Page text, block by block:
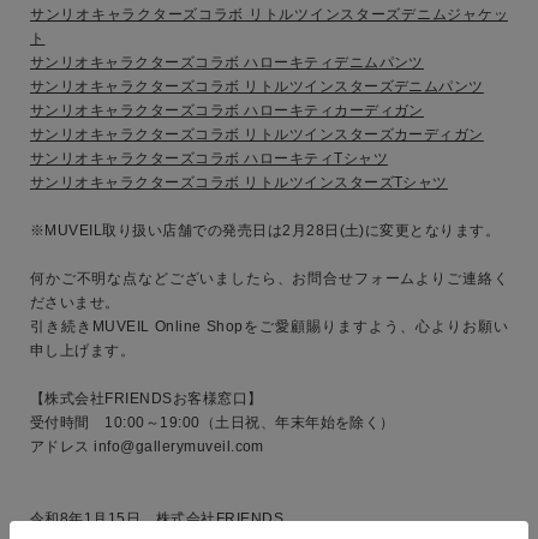
サンリオキャラクターズコラボ リトルツインスターズデニムジャケッ
ト
サンリオキャラクターズコラボ ハローキティデニムパンツ
サンリオキャラクターズコラボ リトルツインスターズデニムパンツ
サンリオキャラクターズコラボ ハローキティカーディガン
サンリオキャラクターズコラボ リトルツインスターズカーディガン
サンリオキャラクターズコラボ ハローキティTシャツ
サンリオキャラクターズコラボ リトルツインスターズTシャツ
※MUVEIL取り扱い店舗での発売日は2月28日(土)に変更となります。
何かご不明な点などございましたら、お問合せフォームよりご連絡く
ださいませ。
引き続きMUVEIL Online Shopをご愛顧賜りますよう、心よりお願い
申し上げます。
【株式会社FRIENDSお客様窓口】
受付時間 10:00～19:00（土日祝、年末年始を除く）
アドレス info@gallerymuveil.com
令和8年1月15日 株式会社FRIENDS